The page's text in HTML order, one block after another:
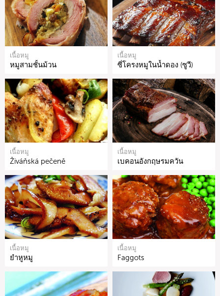
เนื้อหมู
หมูสามชั้นม้วน
เนื้อหมู
ซี่โครงหมูในน้ำดอง (ซูวี)
เนื้อหมู
Živáňská pečeně
เนื้อหมู
เบคอนอังกฤษรมควัน
เนื้อหมู
ยำหูหมู
เนื้อหมู
Faggots